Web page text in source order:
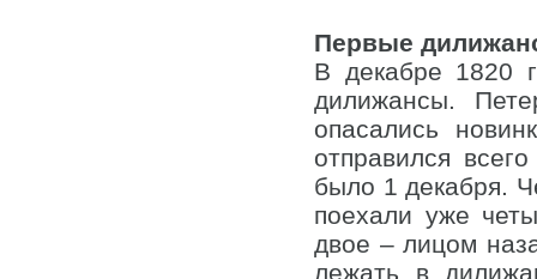
Первые
В декабре 1820
дилижансы.
опасались
отправился
было 1 декабря.
поехали уже
двое – лицом
лежать в